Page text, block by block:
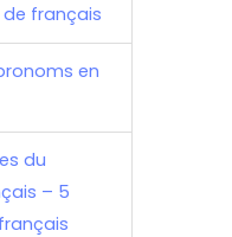
français
en
du
– 5